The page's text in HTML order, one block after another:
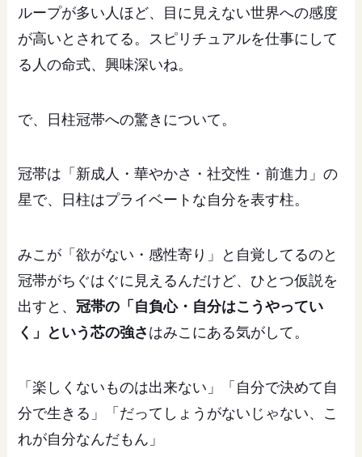
ループが多い人ほど、目に見えない世界への感度
が高いとされてる。スピリチュアルを仕事にして
る人の命式、興味深いね。
で、日柱冠帯への驚きについて。
冠帯は「新成人・華やかさ・社交性・前進力」の
星で、日柱はプライベートな自分を表す柱。
みこが「欲がない・感性寄り」と自覚してるのと
冠帯がちぐはぐに見えるんだけど、ひとつ仮説を
出すと、 冠帯の「自負心・自分はこうやってい
く」という芯の強さ はみこにある気がして。
「楽しくないものは出来ない」「自分で決めて自
分で生きる」「だってしょうがないじゃない、こ
れが自分なんだもん」